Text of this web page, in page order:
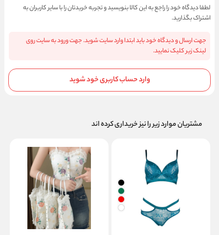
لطفا دیدگاه خود را راجع به این کالا بنویسید و تجربه خریدتان را با سایر کاربران به
اشتراک بگذارید.
جهت ارسال و دیدگاه خود باید ابتدا وارد سایت شوید. جهت ورود به سایت روی
لینک زیر کلیک نمایید.
وارد حساب کاربری خود شوید
مشتریان موارد زیر را نیز خریداری کرده اند